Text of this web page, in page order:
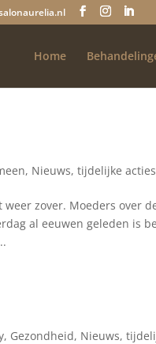
Home
, Nieuws,tijdelijke acties
zover. Moeders over
al eeuwen geleden is
, Gezondheid, Nieuws,